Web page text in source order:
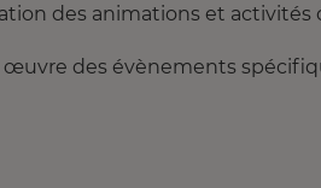
des animations et
œuvre des évènements